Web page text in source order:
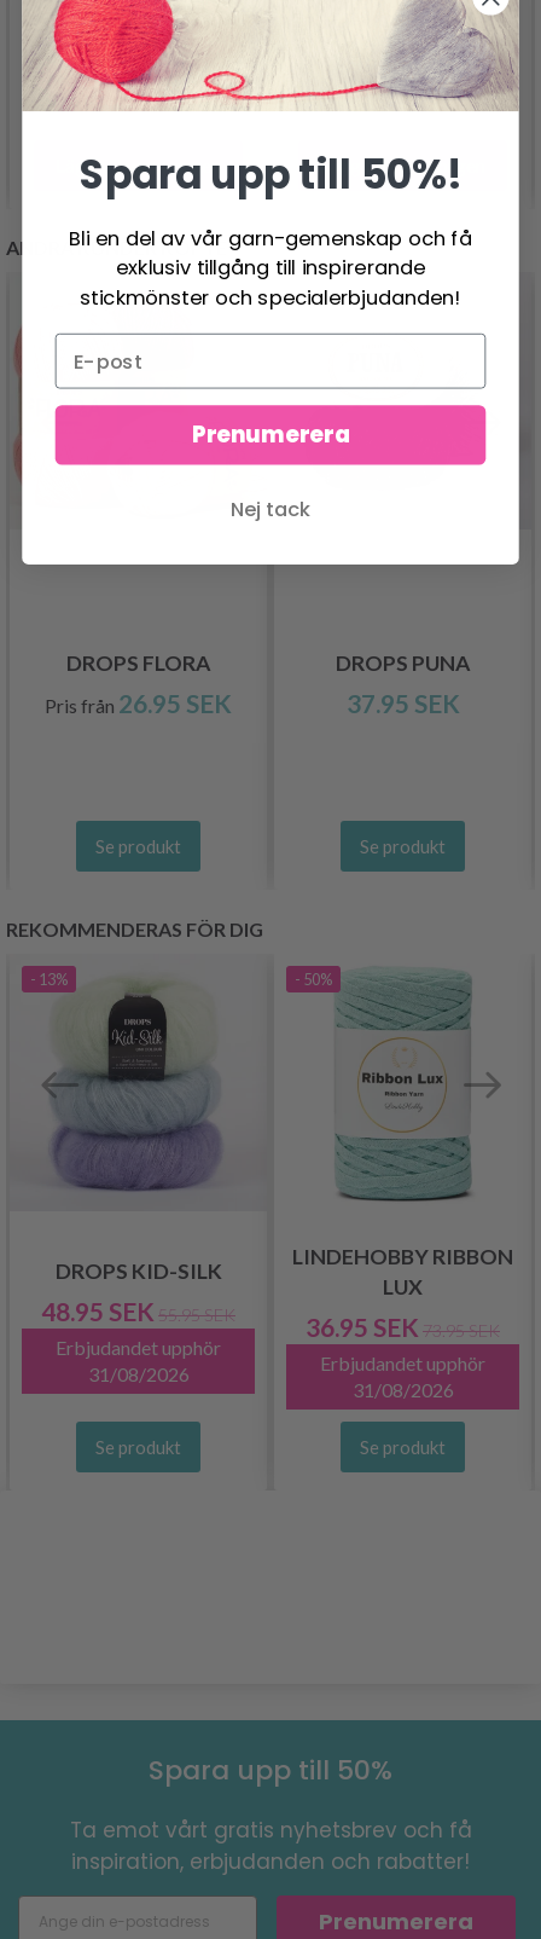
UMBER, TAN, 15 CM
(2.00-3.75 MM)
1,461.00 SEK
Lägg till varukorgen
DRIFTWOOD, GRÅ, 15
CM (2.00-3.75 MM)
1,465.00 SEK
Lägg till varukorgen
ANDRA KUNDER KÖPTE
DROPS FLORA
Pris från 26.95 SEK
Se produkt
DROPS PUNA
37.95 SEK
Se produkt
REKOMMENDERAS FÖR DIG
- 13%
DROPS KID-SILK
48.95 SEK 55.95 SEK
Erbjudandet upphör
31/08/2026
Se produkt
- 50%
LINDEHOBBY RIBBON
LUX
36.95 SEK 73.95 SEK
Erbjudandet upphör
31/08/2026
Se produkt
Spara upp till 50%
Ta emot vårt gratis nyhetsbrev och få
inspiration, erbjudanden och rabatter!
Prenumerera
Spara upp till 50%!
Bli en del av vår garn-gemenskap och få
exklusiv tillgång till inspirerande
stickmönster och specialerbjudanden!
Prenumerera
Nej tack